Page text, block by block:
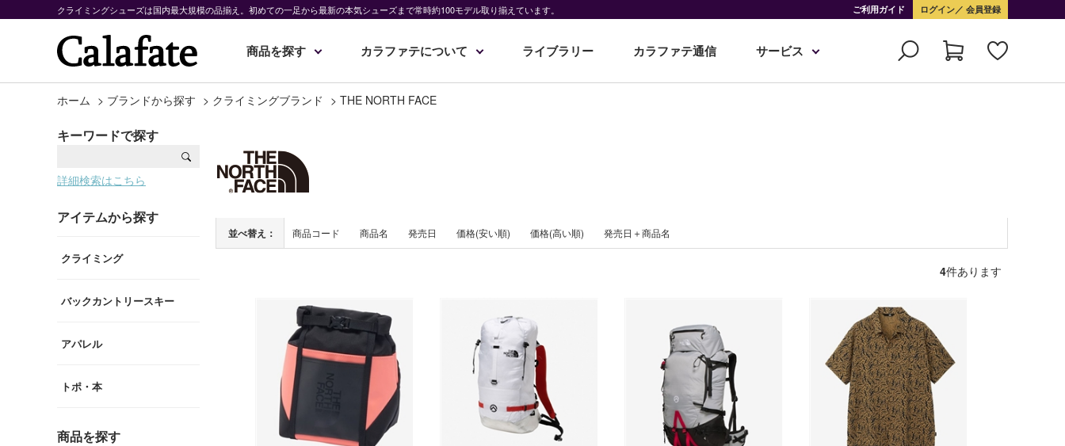
クライミングシューズは国内最大規模の品揃え。初めての一足から最新の本気シューズまで常時約100モデル取り揃えています。 ご利用ガイド ログイン 会員登録
商品を探す カラファテについて ライブラリー カラファテ通信 サービス
ホーム > ブランドから探す > クライミングブランド > THE NORTH FACE
キーワードで探す
詳細検索はこちら
アイテムから探す
クライミング
バックカントリースキー
アパレル
トポ・本
商品を探す
並べ替え： 商品コード 商品名 発売日 価格(安い順) 価格(高い順) 発売日＋商品名
4件あります